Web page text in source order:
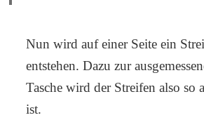
Nun wird auf einer Seite ein
entstehen. Dazu zur
Tasche wird der Streifen also so
ist.